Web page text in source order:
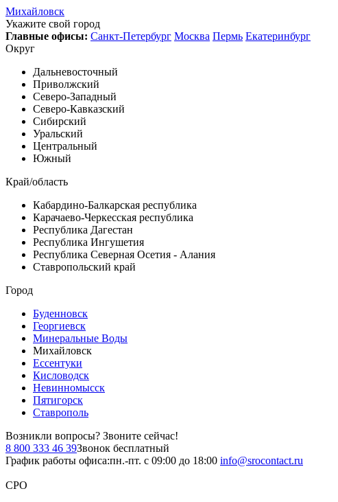
Михайловск
Укажите свой город
Главные офисы: Санкт-Петербург Москва Пермь Екатеринбург
Округ
Дальневосточный
Приволжский
Северо-Западный
Северо-Кавказский
Сибирский
Уральский
Центральный
Южный
Край/область
Кабардино-Балкарская республика
Карачаево-Черкесская республика
Республика Дагестан
Республика Ингушетия
Республика Северная Осетия - Алания
Ставропольский край
Город
Буденновск
Георгиевск
Минеральные Воды
Михайловск
Ессентуки
Кисловодск
Невинномысск
Пятигорск
Ставрополь
Возникли вопросы? Звоните сейчас!
8 800 333 46 39Звонок бесплатный
График работы офиса:пн.-пт. с 09:00 до 18:00 info@srocontact.ru
СРО